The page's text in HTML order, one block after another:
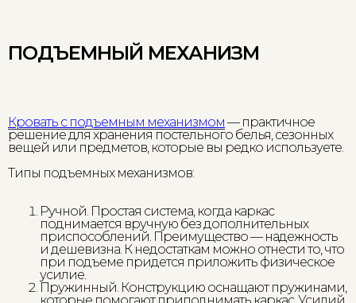
ПОДЪЕМНЫЙ МЕХАНИЗМ
Кровать с подъемным механизмом — практичное
решение для хранения постельного белья, сезонных
вещей или предметов, которые вы редко используете.
Типы подъемных механизмов:
Ручной. Простая система, когда каркас
поднимается вручную без дополнительных
приспособлений. Преимущество — надежность
и дешевизна. К недостаткам можно отнести то, что
при подъеме придется приложить физическое
усилие.
Пружинный. Конструкцию оснащают пружинами,